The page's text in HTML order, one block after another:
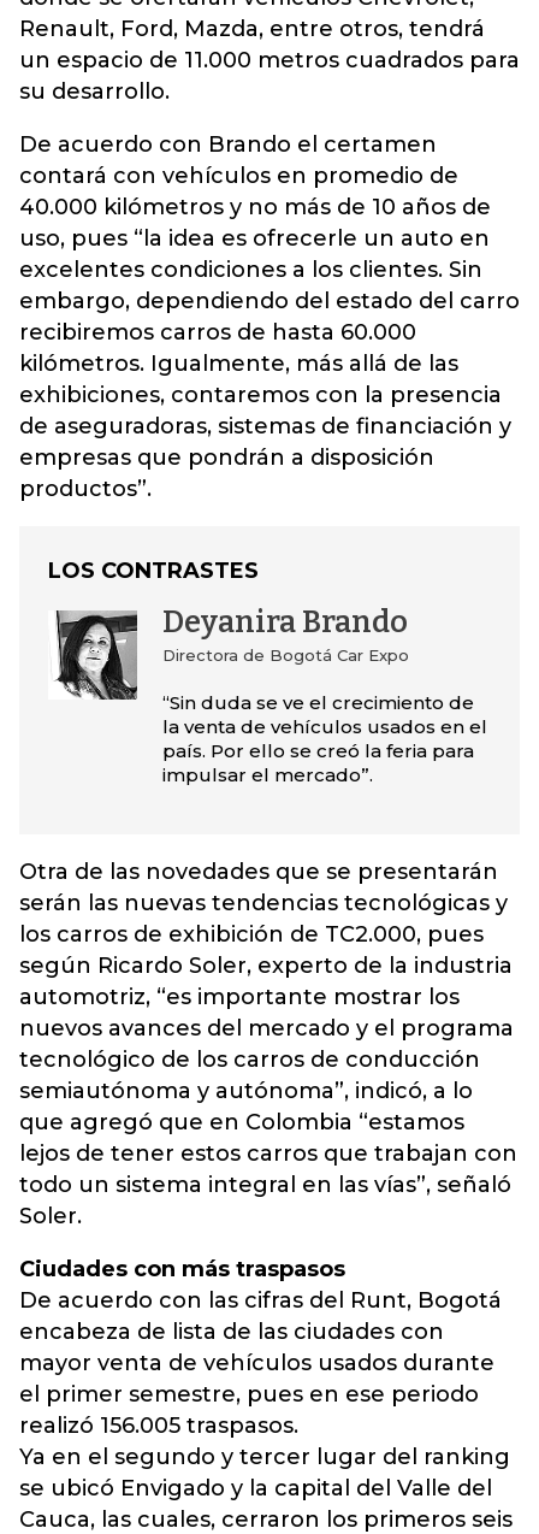
Renault, Ford, Mazda, entre otros, tendrá
un espacio de 11.000 metros cuadrados para
su desarrollo.
De acuerdo con Brando el certamen
contará con vehículos en promedio de
40.000 kilómetros y no más de 10 años de
uso, pues “la idea es ofrecerle un auto en
excelentes condiciones a los clientes. Sin
embargo, dependiendo del estado del carro
recibiremos carros de hasta 60.000
kilómetros. Igualmente, más allá de las
exhibiciones, contaremos con la presencia
de aseguradoras, sistemas de financiación y
empresas que pondrán a disposición
productos”.
LOS CONTRASTES
Deyanira Brando
Directora de Bogotá Car Expo
“Sin duda se ve el crecimiento de
la venta de vehículos usados en el
país. Por ello se creó la feria para
impulsar el mercado”.
Otra de las novedades que se presentarán
serán las nuevas tendencias tecnológicas y
los carros de exhibición de TC2.000, pues
según Ricardo Soler, experto de la industria
automotriz, “es importante mostrar los
nuevos avances del mercado y el programa
tecnológico de los carros de conducción
semiautónoma y autónoma”, indicó, a lo
que agregó que en Colombia “estamos
lejos de tener estos carros que trabajan con
todo un sistema integral en las vías”, señaló
Soler.
Ciudades con más traspasos
De acuerdo con las cifras del Runt, Bogotá
encabeza de lista de las ciudades con
mayor venta de vehículos usados durante
el primer semestre, pues en ese periodo
realizó 156.005 traspasos.
Ya en el segundo y tercer lugar del ranking
se ubicó Envigado y la capital del Valle del
Cauca, las cuales, cerraron los primeros seis